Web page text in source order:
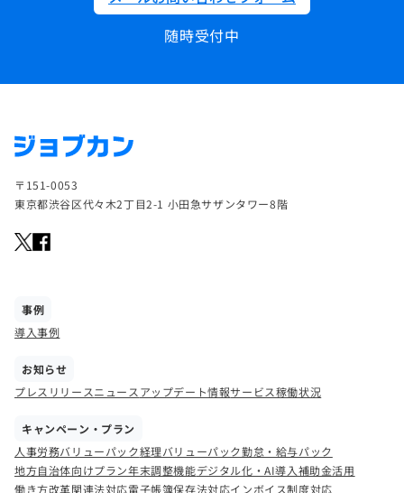
随時受付中
〒151-0053
東京都渋谷区代々木2丁目2-1 小田急サザンタワー8階
事例
導入事例
お知らせ
プレスリリースニュースアップデート情報サービス稼働状況
キャンペーン・プラン
人事労務バリューパック経理バリューパック勤怠・給与パック
地方自治体向けプラン年末調整機能デジタル化・AI導入補助金活用
働き方改革関連法対応電子帳簿保存法対応インボイス制度対応